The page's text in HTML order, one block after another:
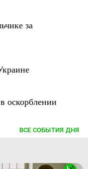
за
оскорблении
ВСЕ СОБЫТИЯ ДНЯ